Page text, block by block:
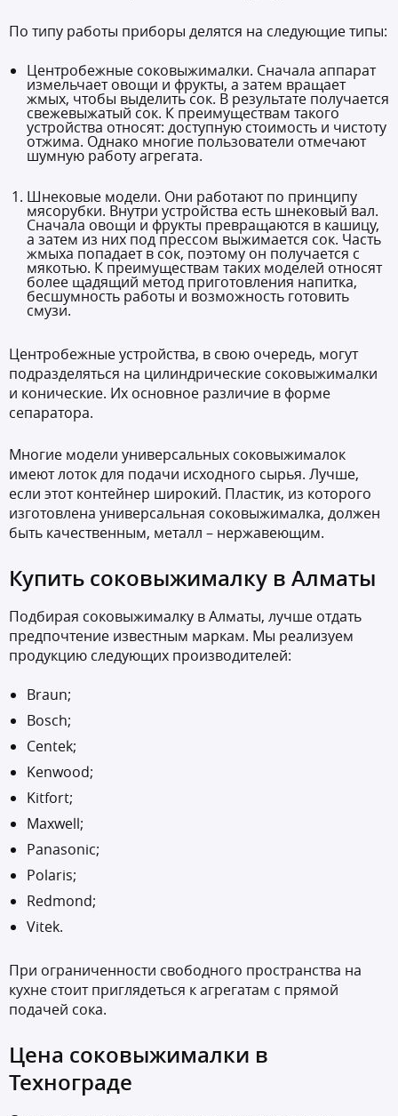
По типу работы приборы делятся на следующие типы:
Центробежные соковыжималки. Сначала аппарат
измельчает овощи и фрукты, а затем вращает
жмых, чтобы выделить сок. В результате получается
свежевыжатый сок. К преимуществам такого
устройства относят: доступную стоимость и чистоту
отжима. Однако многие пользователи отмечают
шумную работу агрегата.
Шнековые модели. Они работают по принципу
мясорубки. Внутри устройства есть шнековый вал.
Сначала овощи и фрукты превращаются в кашицу,
а затем из них под прессом выжимается сок. Часть
жмыха попадает в сок, поэтому он получается с
мякотью. К преимуществам таких моделей относят
более щадящий метод приготовления напитка,
бесшумность работы и возможность готовить
смузи.
Центробежные устройства, в свою очередь, могут
подразделяться на цилиндрические соковыжималки
и конические. Их основное различие в форме
сепаратора.
Многие модели универсальных соковыжималок
имеют лоток для подачи исходного сырья. Лучше,
если этот контейнер широкий. Пластик, из которого
изготовлена универсальная соковыжималка, должен
быть качественным, металл – нержавеющим.
Купить соковыжималку в Алматы
Подбирая соковыжималку в Алматы, лучше отдать
предпочтение известным маркам. Мы реализуем
продукцию следующих производителей:
Braun;
Bosch;
Centek;
Kenwood;
Kitfort;
Maxwell;
Panasonic;
Polaris;
Redmond;
Vitek.
При ограниченности свободного пространства на
кухне стоит приглядеться к агрегатам с прямой
подачей сока.
Цена соковыжималки в
Технограде